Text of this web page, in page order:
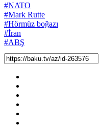
#NATO
#Mark Rutte
#Hörmüz boğazı
#İran
#ABŞ